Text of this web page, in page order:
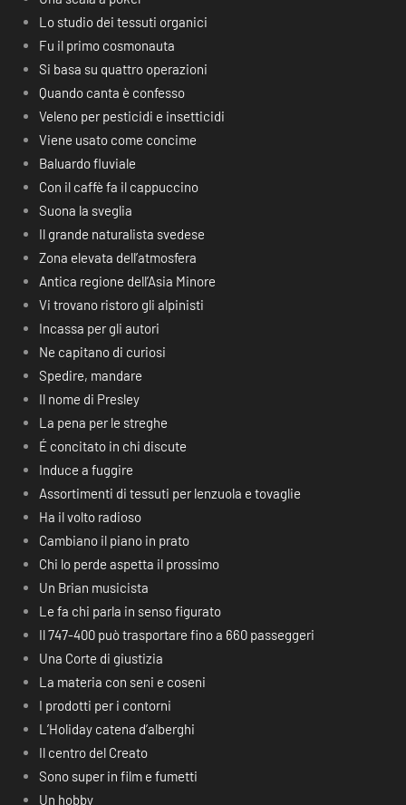
Lo studio dei tessuti organici
Fu il primo cosmonauta
Si basa su quattro operazioni
Quando canta è confesso
Veleno per pesticidi e insetticidi
Viene usato come concime
Baluardo fluviale
Con il caffè fa il cappuccino
Suona la sveglia
Il grande naturalista svedese
Zona elevata dell’atmosfera
Antica regione dell’Asia Minore
Vi trovano ristoro gli alpinisti
Incassa per gli autori
Ne capitano di curiosi
Spedire, mandare
Il nome di Presley
La pena per le streghe
É concitato in chi discute
Induce a fuggire
Assortimenti di tessuti per lenzuola e tovaglie
Ha il volto radioso
Cambiano il piano in prato
Chi lo perde aspetta il prossimo
Un Brian musicista
Le fa chi parla in senso figurato
Il 747-400 può trasportare fino a 660 passeggeri
Una Corte di giustizia
La materia con seni e coseni
I prodotti per i contorni
L’Holiday catena d’alberghi
Il centro del Creato
Sono super in film e fumetti
Un hobby